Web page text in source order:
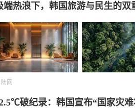
端热浪下，韩国旅游与民生的双
网
破纪录：韩国宣布“国家灾